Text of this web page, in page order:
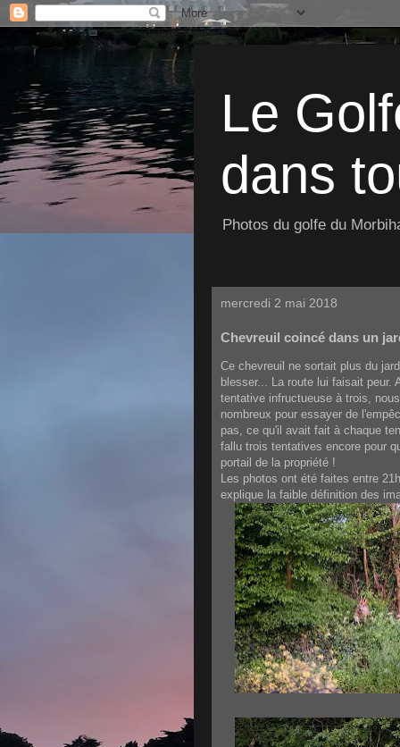
Le
dans
Photos du golfe du
mercredi 2 mai 2018
Chevreuil coincé dans un
Ce chevreuil ne sortait plus du
blesser... La route lui faisait peur.
tentative infructueuse à trois,
nombreux pour essayer de
pas, ce qu'il avait fait à chaque
fallu trois tentatives encore pour
portail de la propriété !
Les photos ont été faites entre
explique la faible définition des